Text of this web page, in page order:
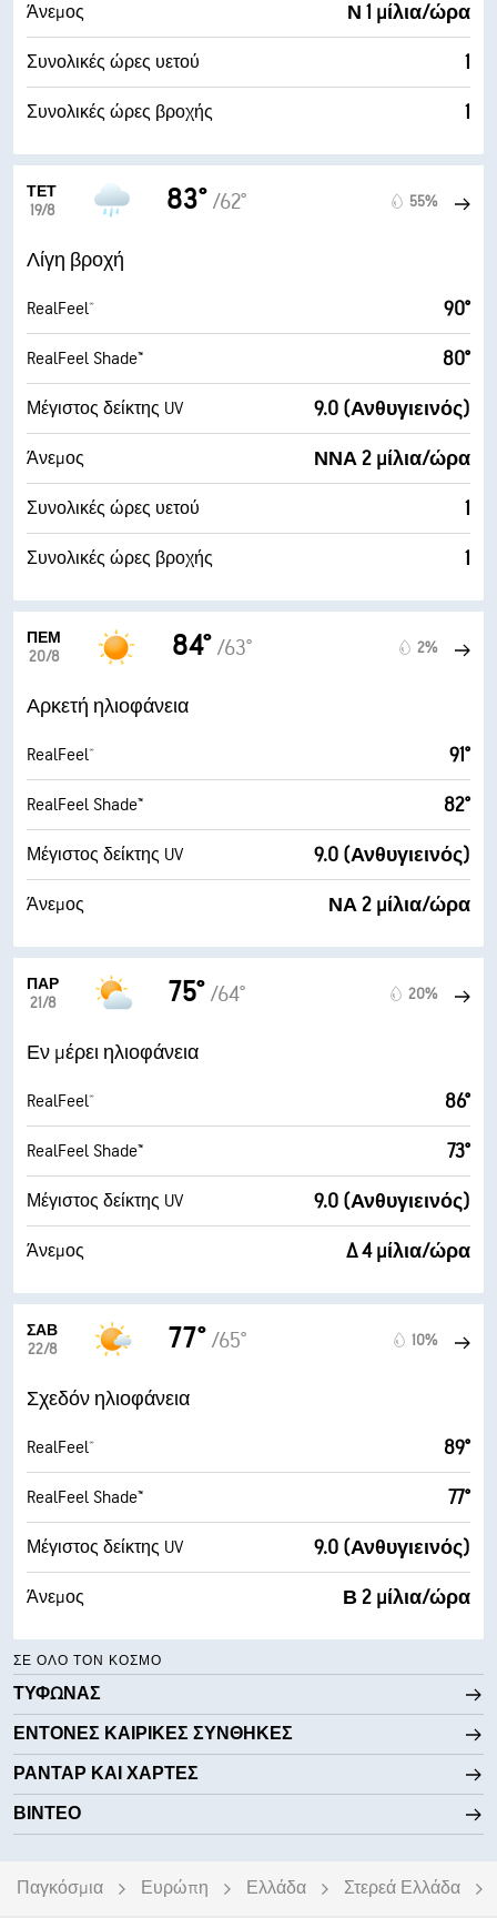
Άνεμος Ν 1 μίλια/ώρα
Συνολικές ώρες υετού 1
Συνολικές ώρες βροχής 1
ΤΕΤ
19/8
83° /62° 55%
Λίγη βροχή
RealFeel® 90°
RealFeel Shade™ 80°
Μέγιστος δείκτης UV 9.0 (Ανθυγιεινός)
Άνεμος ΝΝΑ 2 μίλια/ώρα
Συνολικές ώρες υετού 1
Συνολικές ώρες βροχής 1
ΠΈΜ
20/8
84° /63° 2%
Αρκετή ηλιοφάνεια
RealFeel® 91°
RealFeel Shade™ 82°
Μέγιστος δείκτης UV 9.0 (Ανθυγιεινός)
Άνεμος ΝΑ 2 μίλια/ώρα
ΠΑΡ
21/8
75° /64° 20%
Εν μέρει ηλιοφάνεια
RealFeel® 86°
RealFeel Shade™ 73°
Μέγιστος δείκτης UV 9.0 (Ανθυγιεινός)
Άνεμος Δ 4 μίλια/ώρα
ΣΆΒ
22/8
77° /65° 10%
Σχεδόν ηλιοφάνεια
RealFeel® 89°
RealFeel Shade™ 77°
Μέγιστος δείκτης UV 9.0 (Ανθυγιεινός)
Άνεμος Β 2 μίλια/ώρα
ΣΕ ΌΛΟ ΤΟΝ ΚΌΣΜΟ
ΤΥΦΏΝΑΣ
ΈΝΤΟΝΕΣ ΚΑΙΡΙΚΈΣ ΣΥΝΘΉΚΕΣ
ΡΑΝΤΆΡ ΚΑΙ ΧΆΡΤΕΣ
ΒΊΝΤΕΟ
Παγκόσμια Ευρώπη Ελλάδα Στερεά Ελλάδα